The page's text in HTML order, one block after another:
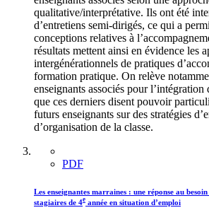
qualitative/interprétative. Ils ont été
d’entretiens semi-dirigés, ce qui a
conceptions relatives à
résultats mettent ainsi en évidence les
intergénérationnels de pratiques
formation pratique. On relève
enseignants associés pour
que ces derniers disent pouvoir
futurs enseignants sur des stratégies
d’organisation de la classe.
PDF
Les enseignantes marraines : une réponse au
stagiaires de 4e année en situation d’emploi